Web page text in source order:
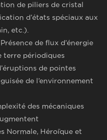
de piliers de cristal
d’états spéciaux aux
etc.).
Présence de flux d’énergie
terre périodiques
de pointes
de l’environnement
des mécaniques
Normale, Héroïque et